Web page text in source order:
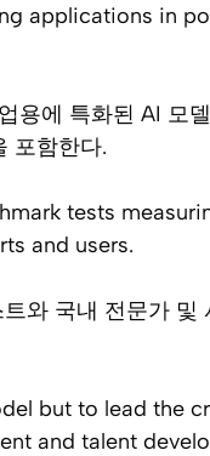
applications in
용에 특화된 AI 모
포함한다.
tests
and users.
와 국내 전문가 및
but to lead the
and talent